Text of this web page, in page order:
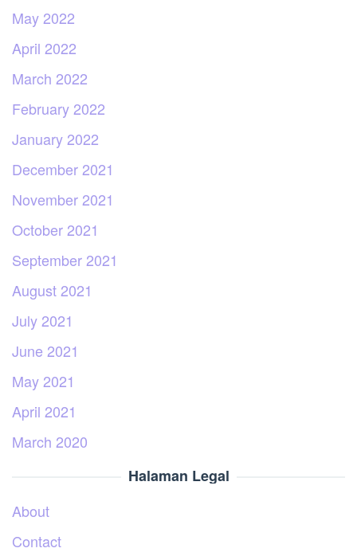
May 2022
April 2022
March 2022
February 2022
January 2022
December 2021
November 2021
October 2021
September 2021
August 2021
July 2021
June 2021
May 2021
April 2021
March 2020
Halaman Legal
About
Contact